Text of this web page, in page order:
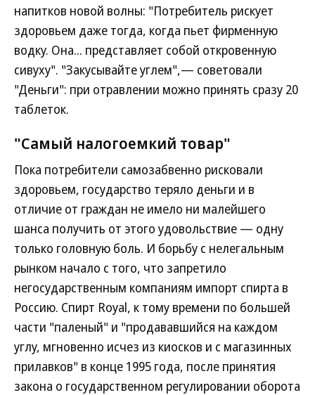
напитков новой волны: "Потребитель рискует
здоровьем даже тогда, когда пьет фирменную
водку. Она... представляет собой откровенную
сивуху". "Закусывайте углем",— советовали
"Деньги": при отравлении можно принять сразу 20
таблеток.
"Самый налогоемкий товар"
Пока потребители самозабвенно рисковали
здоровьем, государство теряло деньги и в
отличие от граждан не имело ни малейшего
шанса получить от этого удовольствие — одну
только головную боль. И борьбу с нелегальным
рынком начало с того, что запретило
негосударственным компаниям импорт спирта в
Россию. Спирт Royal, к тому времени по большей
части "паленый" и "продававшийся на каждом
углу, мгновенно исчез из киосков и с магазинных
прилавков" в конце 1995 года, после принятия
закона о государственном регулировании оборота